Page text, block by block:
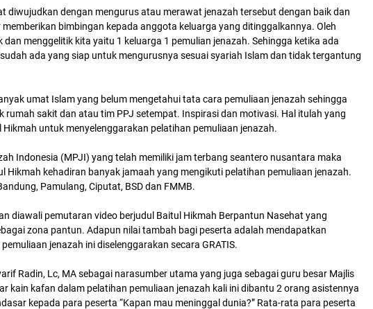
diwujudkan dengan mengurus atau merawat jenazah tersebut dengan baik dan
bimbingan kepada anggota keluarga yang ditinggalkannya. Oleh
menggelitik kita yaitu 1 keluarga 1 pemulian jenazah. Sehingga ketika ada
ada yang siap untuk mengurusnya sesuai syariah Islam dan tidak tergantung
umat Islam yang belum mengetahui tata cara pemuliaan jenazah sehingga
rumah sakit dan atau tim PPJ setempat. Inspirasi dan motivasi. Hal itulah yang
untuk menyelenggarakan pelatihan pemuliaan jenazah.
Indonesia (MPJI) yang telah memiliki jam terbang seantero nusantara maka
Hikmah kehadiran banyak jamaah yang mengikuti pelatihan pemuliaan jenazah.
Pamulang, Ciputat, BSD dan FMMB.
diawali pemutaran video berjudul Baitul Hikmah Berpantun Nasehat yang
zona pantun. Adapun nilai tambah bagi peserta adalah mendapatkan
jenazah ini diselenggarakan secara GRATIS.
Radin, Lc, MA sebagai narasumber utama yang juga sebagai guru besar Majlis
kain kafan dalam pelatihan pemuliaan jenazah kali ini dibantu 2 orang asistennya
kepada para peserta “Kapan mau meninggal dunia?” Rata-rata para peserta